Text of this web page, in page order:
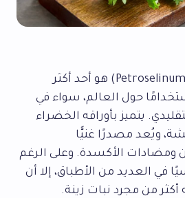
البقدونس (Petroselinum crispum) هو أحد أكثر
حول العالم، سواء في
يتميز بأوراقه الخضراء
ويُعد مصدرًا غنيًّا
ومضادات الأكسدة. وعلى الرغم
في العديد من الأطباق، إلا أن
من مجرد نبات زينة.